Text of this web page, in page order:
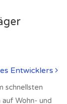
Entwicklers
schnellsten
Wohn- und